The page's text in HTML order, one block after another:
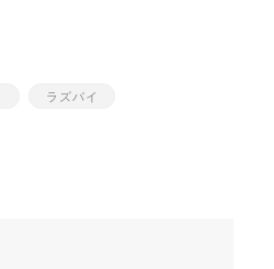
カテゴリー
ラズパイ